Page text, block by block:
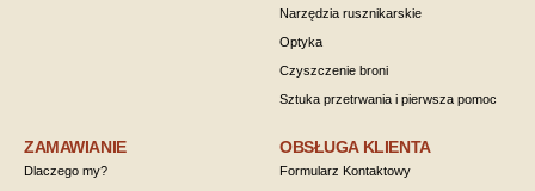
Narzędzia rusznikarskie
Optyka
Czyszczenie broni
Sztuka przetrwania i pierwsza pomoc
ZAMAWIANIE
Dlaczego my?
OBSŁUGA KLIENTA
Formularz Kontaktowy